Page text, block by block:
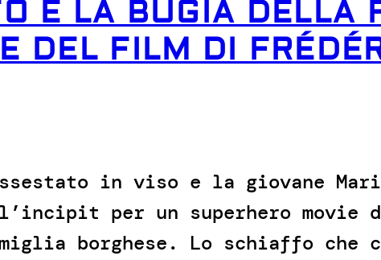
E LA BUGIA DELLA
DEL FILM DI
in viso e la giovane
l’incipit per un superhero
borghese. Lo schiaffo che